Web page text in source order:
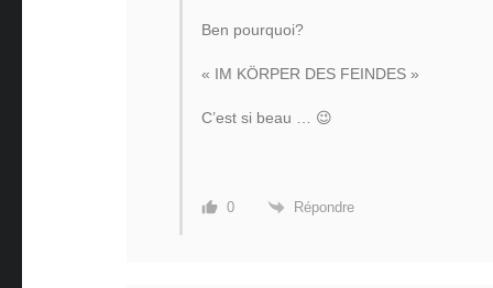
Ben pourquoi?
« IM KÖRPER DES FEINDES »
C’est si beau … 😉
0 Répondre